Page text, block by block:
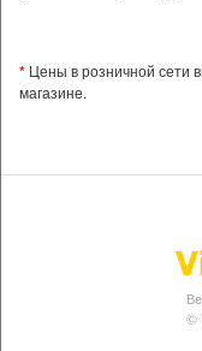
* Цены в розничной сети
магазине.
©